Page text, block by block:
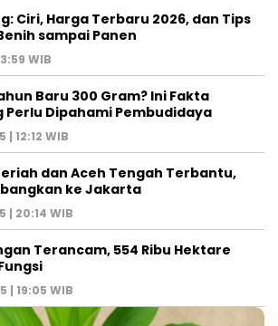
Ciri, Harga Terbaru 2026, dan Tips
sampai Panen
WIB
Baru 300 Gram? Ini Fakta
Perlu Dipahami Pembudidaya
| 12:12 WIB
dan Aceh Tengah Terbantu,
ke Jakarta
| 20:14 WIB
Terancam, 554 Ribu Hektare
| 19:05 WIB